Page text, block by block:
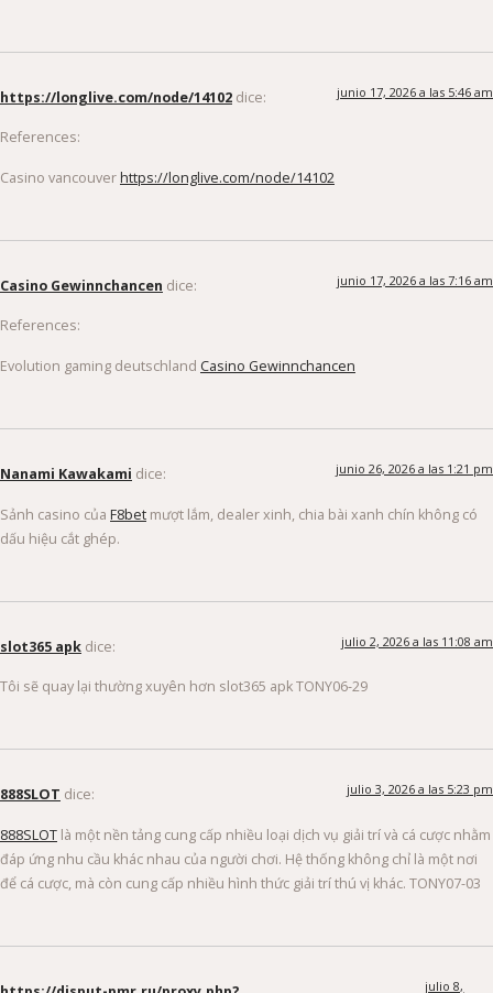
https://longlive.com/node/14102 dice: junio 17, 2026 a las 5:46 am
References:
Casino vancouverhttps://longlive.com/node/14102
Casino Gewinnchancen dice: junio 17, 2026 a las 7:16 am
References:
Evolution gaming deutschland Casino Gewinnchancen
Nanami Kawakami dice: junio 26, 2026 a las 1:21 pm
Sảnh casino của F8bet mượt lắm, dealer xinh, chia bài xanh chín không có
dấu hiệu cắt ghép.
slot365 apk dice: julio 2, 2026 a las 11:08 am
Tôi sẽ quay lại thường xuyên hơn slot365 apk TONY06-29
888SLOT dice: julio 3, 2026 a las 5:23 pm
888SLOT là một nền tảng cung cấp nhiều loại dịch vụ giải trí và cá cược nhằm
đáp ứng nhu cầu khác nhau của người chơi. Hệ thống không chỉ là một nơi
để cá cược, mà còn cung cấp nhiều hình thức giải trí thú vị khác. TONY07-03
julio 8,